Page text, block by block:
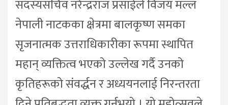
सदस्यसचिव नरेन्द्रराज प्रसाईले विजय मल्ल
नेपाली नाटकका क्षेत्रमा बालकृष्ण समका
सृजनात्मक उत्तराधिकारीका रूपमा स्थापित
महान् व्यक्तित्व भएको उल्लेख गर्दै उनको
कृतिहरूको संवर्द्धन र अध्ययनलाई निरन्तरता